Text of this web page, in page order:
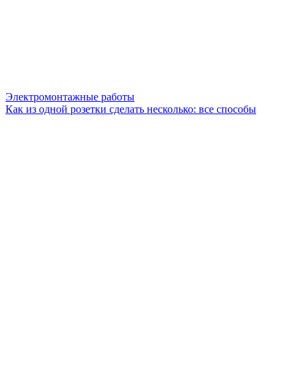
Электромонтажные работы
Как из одной розетки сделать несколько: все способы